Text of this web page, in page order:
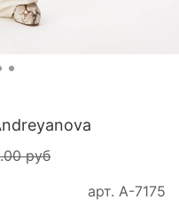
арт. A-7175
руб